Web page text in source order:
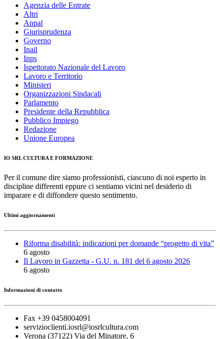
Agenzia delle Entrate
Altri
Anpal
Giurisprudenza
Governo
Inail
Inps
Ispettorato Nazionale del Lavoro
Lavoro e Territorio
Ministeri
Organizzazioni Sindacali
Parlamento
Presidente della Repubblica
Pubblico Impiego
Redazione
Unione Europea
IO SRL CULTURA E FORMAZIONE
Per il comune dire siamo professionisti, ciascuno di noi esperto in
discipline differenti eppure ci sentiamo vicini nel desiderio di
imparare e di diffondere questo sentimento.
Ultimi aggiornamenti
Riforma disabilità: indicazioni per domande “progetto di vita”
6 agosto
Il Lavoro in Gazzetta - G.U. n. 181 del 6 agosto 2026
6 agosto
Informazioni di contatto
Fax +39 0458004091
servizioclienti.iosrl@iosrlcultura.com
Verona (37122) Via del Minatore, 6